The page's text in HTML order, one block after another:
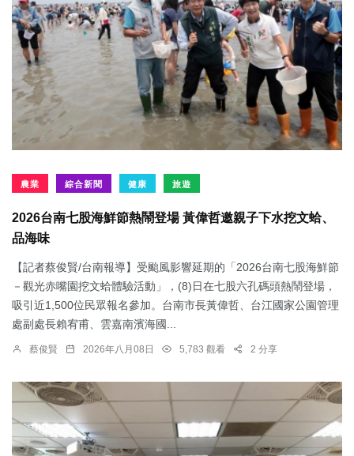
農業 綜合新聞 健康 旅遊
2026台南七股海鮮節熱鬧登場 黃偉哲邀親子下水挖文蛤、
品海味
【記者蔡俊賢/台南報導】受颱風影響延期的「2026台南七股海鮮節
－觀光赤嘴園挖文蛤體驗活動」，(8)日在七股六孔碼頭熱鬧登場，
吸引近1,500位民眾報名參加。台南市長黃偉哲、台江國家公園管理
處副處長賴宥甫、雲嘉南濱海國...
蔡俊賢 2026年八月08日 5,783 觀看 2 分享